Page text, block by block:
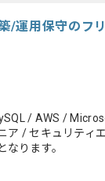
/運用保守のフ
/ AWS /
ア / セキュリティ
ります。